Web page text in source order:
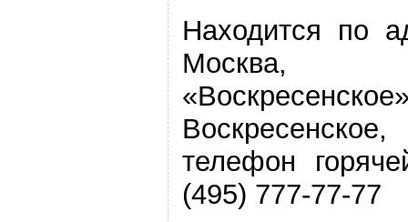
Находится по
Москва,
телефон
(495) 777-77-77